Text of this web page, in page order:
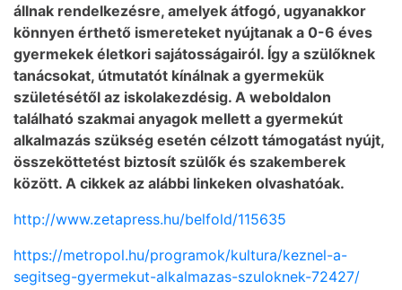
állnak rendelkezésre, amelyek átfogó, ugyanakkor
könnyen érthető ismereteket nyújtanak a 0-6 éves
gyermekek életkori sajátosságairól. Így a szülőknek
tanácsokat, útmutatót kínálnak a gyermekük
születésétől az iskolakezdésig. A weboldalon
található szakmai anyagok mellett a gyermekút
alkalmazás szükség esetén célzott támogatást nyújt,
összeköttetést biztosít szülők és szakemberek
között. A cikkek az alábbi linkeken olvashatóak.
http://www.zetapress.hu/belfold/115635
https://metropol.hu/programok/kultura/keznel-a-
segitseg-gyermekut-alkalmazas-szuloknek-72427/